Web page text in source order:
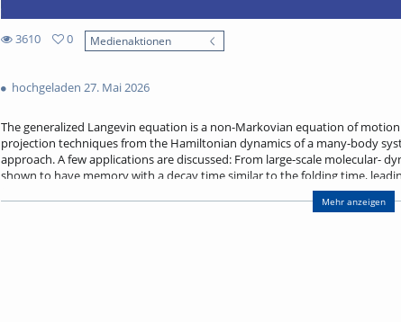
3610
views
0
Medienaktionen
hochgeladen 27. Mai 2026
The generalized Langevin equation is a non-Markovian equation of
projection techniques from the Hamiltonian dynamics of a many-body
approach. A few applications are discussed: From large-scale molecular-
shown to have memory with a decay time similar to the folding time,
In fact, folding times are not dictated by free-energy barriers, as
friction. Memory effects are also present for non-equilibrium systems.
Mehr anzeigen